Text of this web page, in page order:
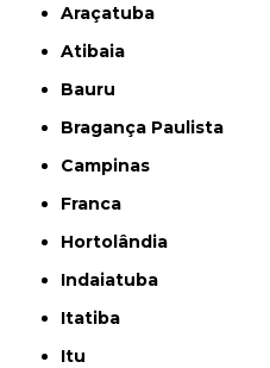
Araçatuba
Atibaia
Bauru
Bragança Paulista
Campinas
Franca
Hortolândia
Indaiatuba
Itatiba
Itu